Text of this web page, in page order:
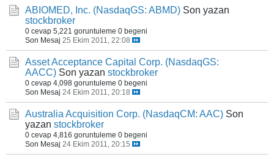
ABIOMED, Inc. (NasdaqGS: ABMD) Son yazan
stockbroker
0 cevap 5,221 goruntuleme 0 begeni
Son Mesaj 25 Ekim 2011, 22:08
Asset Acceptance Capital Corp. (NasdaqGS:
AACC) Son yazan stockbroker
0 cevap 4,098 goruntuleme 0 begeni
Son Mesaj 24 Ekim 2011, 20:18
Australia Acquisition Corp. (NasdaqCM: AAC) Son
yazan stockbroker
0 cevap 4,816 goruntuleme 0 begeni
Son Mesaj 24 Ekim 2011, 20:15